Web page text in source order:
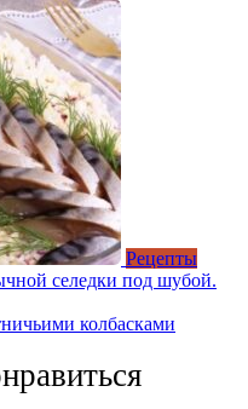
Рецепты
селедки под шубой.
колбасками